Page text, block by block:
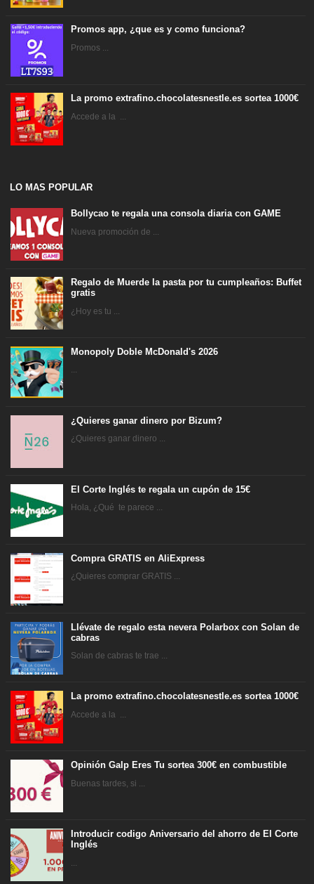
Promos app, ¿que es y como funciona?
Promos ...
La promo extrafino.chocolatesnestle.es sortea 1000€
Accede a la ...
LO MAS POPULAR
Bollycao te regala una consola diaria con GAME
Nueva promoción de ...
Regalo de Muerde la pasta por tu cumpleaños: Buffet
gratis
¿Hoy es tu ...
Monopoly Doble McDonald's 2026
...
¿Quieres ganar dinero por Bizum?
¿Quieres ganar dinero ...
El Corte Inglés te regala un cupón de 15€
Hola, ¿Qué te parece ...
Compra GRATIS en AliExpress
¿Quieres comprar GRATIS ...
Llévate de regalo esta nevera Polarbox con Solan de
cabras
Solan de cabras te trae ...
La promo extrafino.chocolatesnestle.es sortea 1000€
Accede a la ...
Opinión Galp Eres Tu sortea 300€ en combustible
Buenas tardes, si ...
Introducir codigo Aniversario del ahorro de El Corte
Inglés